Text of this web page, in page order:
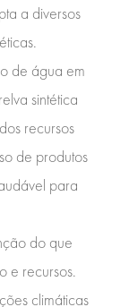
a diversos
de água em
sintética
recursos
de produtos
para
do que
e recursos.
climáticas